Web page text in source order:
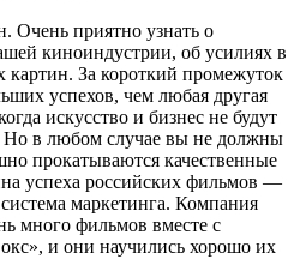
Очень приятно узнать о
киноиндустрии, об усилиях в
За короткий промежуток
успехов, чем любая другая
искусство и бизнес не будут
Но в любом случае вы не должны
прокатываются качественные
успеха российских фильмов —
маркетинга. Компания
много фильмов вместе с
и они научились хорошо их